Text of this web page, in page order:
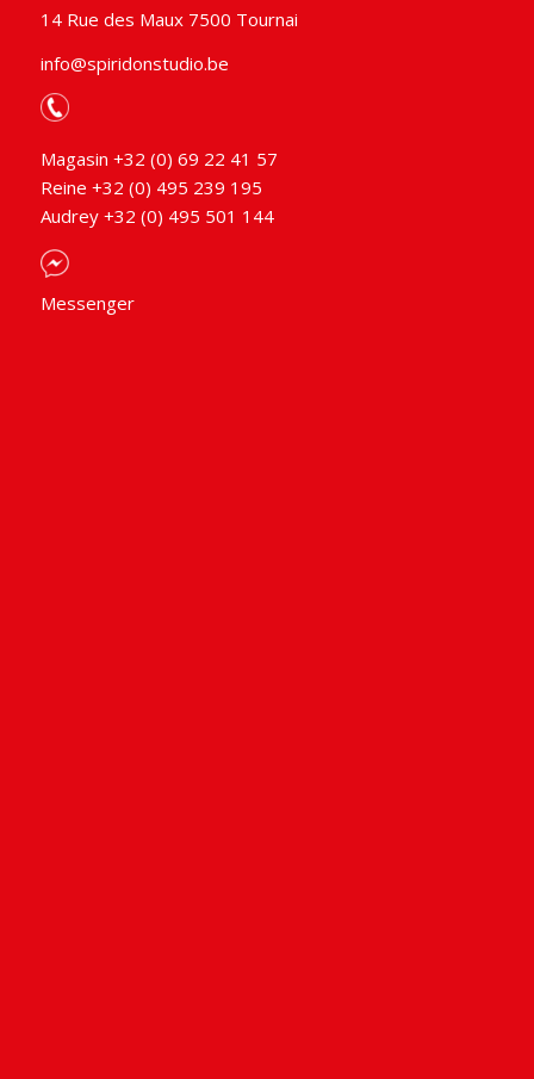
14 Rue des Maux 7500 Tournai
info@spiridonstudio.be
Magasin +32 (0) 69 22 41 57
Reine +32 (0) 495 239 195
Audrey +32 (0) 495 501 144
Messenger